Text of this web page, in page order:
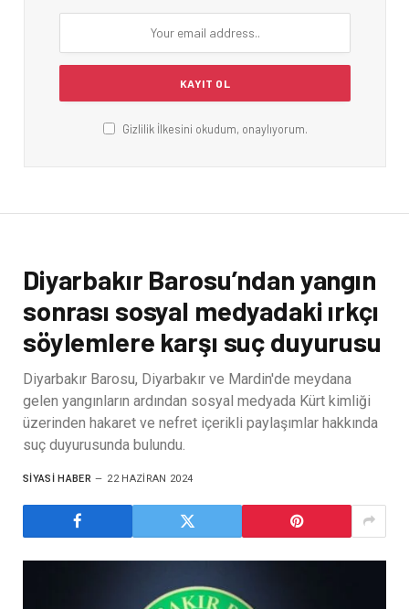
Gizlilik İlkesini okudum, onaylıyorum.
Diyarbakır Barosu’ndan yangın
sonrası sosyal medyadaki ırkçı
söylemlere karşı suç duyurusu
Diyarbakır Barosu, Diyarbakır ve Mardin'de meydana
gelen yangınların ardından sosyal medyada Kürt kimliği
üzerinden hakaret ve nefret içerikli paylaşımlar hakkında
suç duyurusunda bulundu.
SIYASI HABER 22 HAZIRAN 2024